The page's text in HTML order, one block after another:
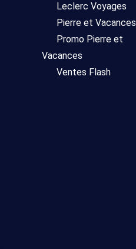
Leclerc Voyages
Pierre et Vacances
Promo Pierre et
Vacances
Ventes Flash